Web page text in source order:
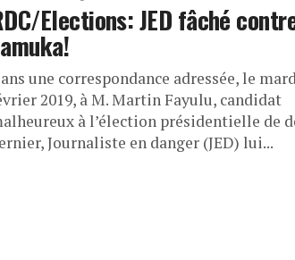
Elections: JED fâché
une correspondance adressée, le
2019, à M. Martin Fayulu, candidat
à l’élection présidentielle de
Journaliste en danger (JED) lui...